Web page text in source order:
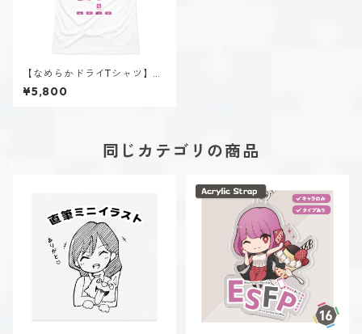
【なめらかドライTシャツ】春
風 陽菜（ESFP）｜ホワイト
¥5,800
同じカテゴリの商品